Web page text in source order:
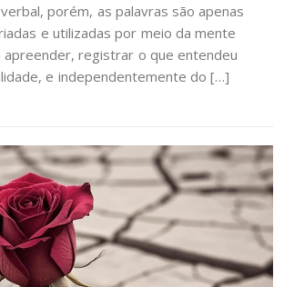
porém, as palavras são apenas
e utilizadas por meio da mente
apreender, registrar o que entendeu
e independentemente do […]